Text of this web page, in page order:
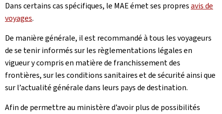
Dans certains cas spécifiques, le MAE émet ses propresavis de
voyages.
De manière générale, il est recommandé à tous les voyageurs
de se tenir informés sur les règlementations légales en
vigueur y compris en matière de franchissement des
frontières, sur les conditions sanitaires et de sécurité ainsi que
sur l’actualité générale dans leurs pays de destination.
Afin de permettre au ministère d’avoir plus de possibilités